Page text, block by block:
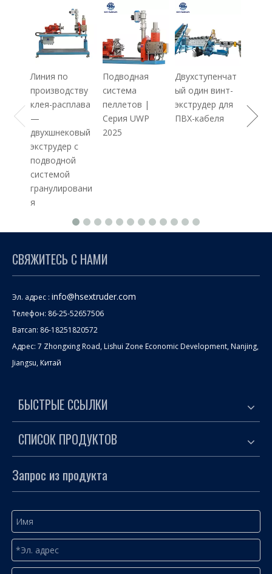
Линия по
производству
клея-расплава
—
двухшнековый
экструдер с
подводной
системой
гранулировани
я
Подводная
система
пеллетов |
Серия UWP
2025
Двухступенчат
ый один винт-
экструдер для
ПВХ-кабеля
СВЯЖИТЕСЬ С НАМИ
Эл. адрес : info@hsextruder.com
Телефон: 86-25-52657506
Ватсап: 86-18251820572
Адрес: 7 Zhongxing Road, Lishui Zone Economic Development, Nanjing,
Jiangsu, Китай
БЫСТРЫЕ ССЫЛКИ
СПИСОК ПРОДУКТОВ
Запрос из продукта